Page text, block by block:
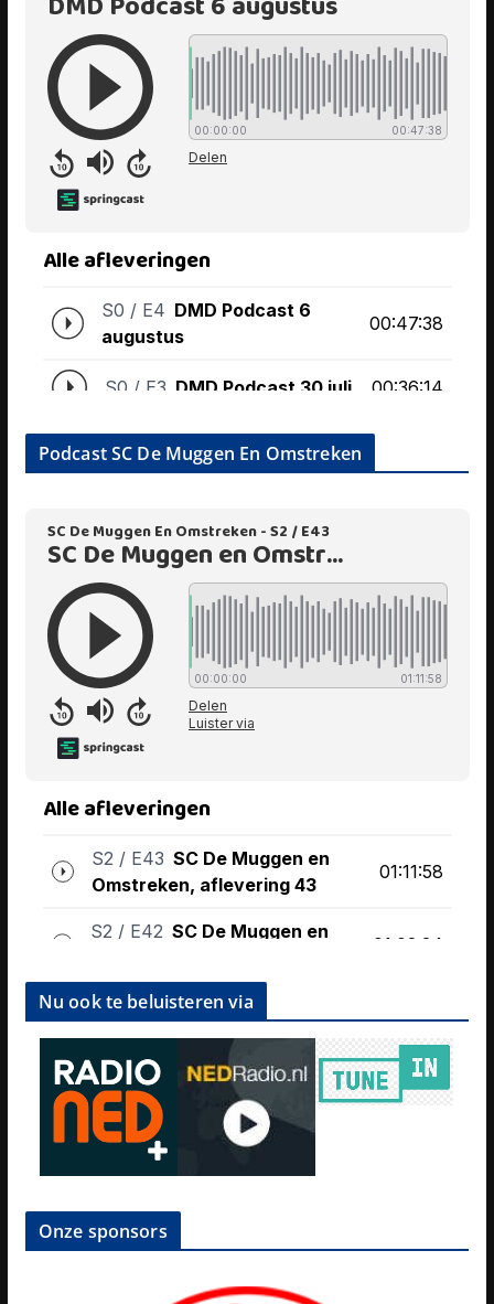
Podcast SC De Muggen En Omstreken
Nu ook te beluisteren via
Onze sponsors